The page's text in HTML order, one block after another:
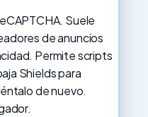
Suele
de anuncios
Permite scripts
Shields para
de nuevo.